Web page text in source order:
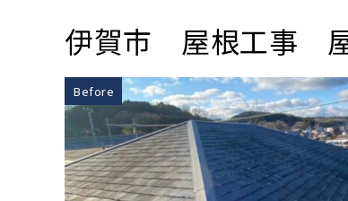
伊賀市 屋根工事
Before